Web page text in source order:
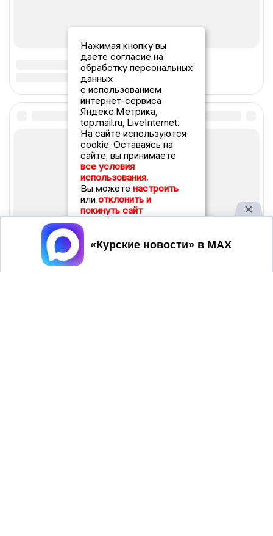
Нажимая кнопку вы
даете согласие на
обработку персональных
данных
с использованием
интернет-сервиса
Яндекс.Метрика,
top.mail.ru, LiveInternet.
На сайте используются
cookie. Оставаясь на
сайте, вы принимаете
все условия
использования.
Вы можете настроить
или отклонить и
покинуть сайт
Принять